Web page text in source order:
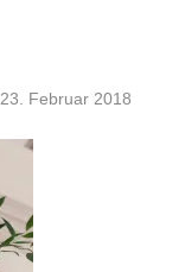
23. Februar 2018